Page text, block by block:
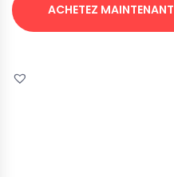
ACHETEZ MAINTENANT